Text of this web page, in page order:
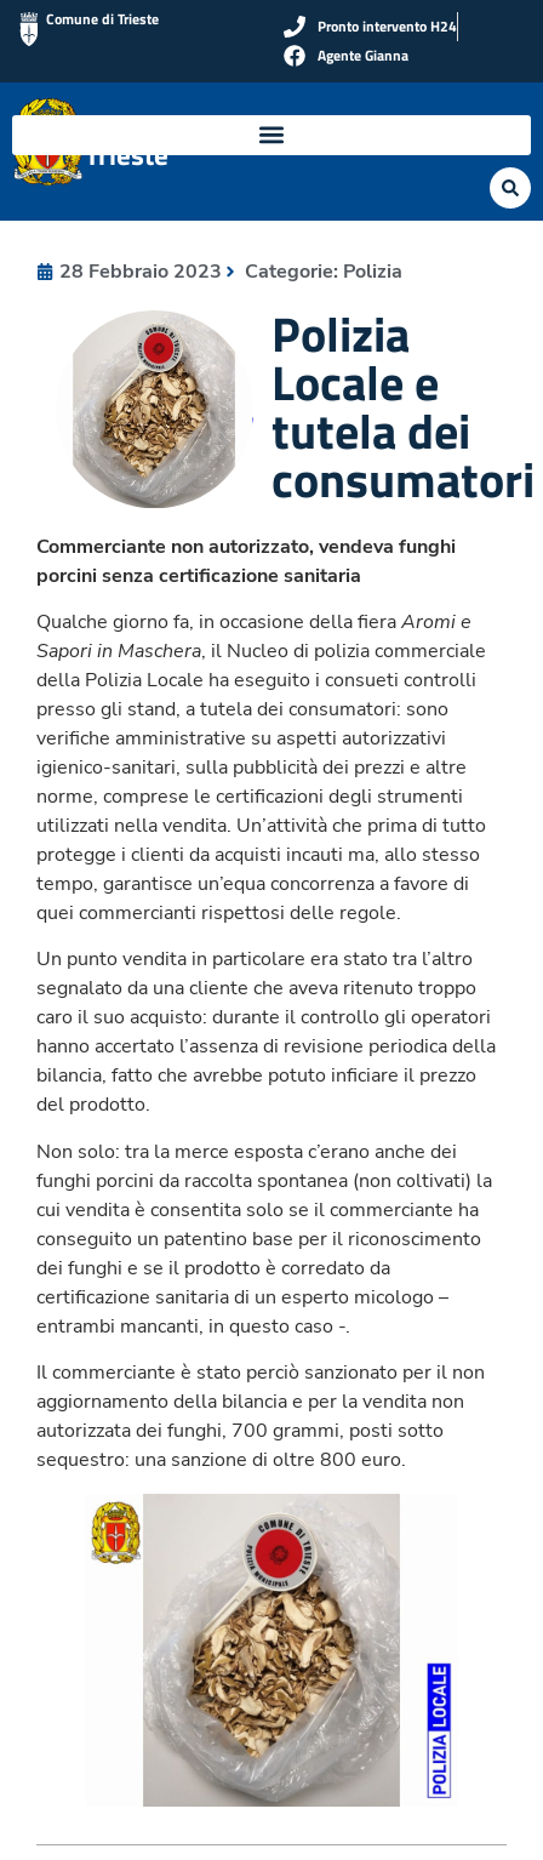
Comune di Trieste
Pronto intervento H24
Agente Gianna
Polizia Locale di
Trieste
28 Febbraio 2023 Categorie: Polizia
Polizia
Locale e
tutela dei
consumatori
Commerciante non autorizzato, vendeva funghi
porcini senza certificazione sanitaria
Qualche giorno fa, in occasione della fieraAromi e
Sapori in Maschera, il Nucleo di polizia commerciale
della Polizia Locale ha eseguito i consueti controlli
presso gli stand, a tutela dei consumatori: sono
verifiche amministrative su aspetti autorizzativi
igienico-sanitari, sulla pubblicità dei prezzi e altre
norme, comprese le certificazioni degli strumenti
utilizzati nella vendita. Un’attività che prima di tutto
protegge i clienti da acquisti incauti ma, allo stesso
tempo, garantisce un’equa concorrenza a favore di
quei commercianti rispettosi delle regole.
Un punto vendita in particolare era stato tra l’altro
segnalato da una cliente che aveva ritenuto troppo
caro il suo acquisto: durante il controllo gli operatori
hanno accertato l’assenza di revisione periodica della
bilancia, fatto che avrebbe potuto inficiare il prezzo
del prodotto.
Non solo: tra la merce esposta c’erano anche dei
funghi porcini da raccolta spontanea (non coltivati) la
cui vendita è consentita solo se il commerciante ha
conseguito un patentino base per il riconoscimento
dei funghi e se il prodotto è corredato da
certificazione sanitaria di un esperto micologo –
entrambi mancanti, in questo caso -.
Il commerciante è stato perciò sanzionato per il non
aggiornamento della bilancia e per la vendita non
autorizzata dei funghi, 700 grammi, posti sotto
sequestro: una sanzione di oltre 800 euro.